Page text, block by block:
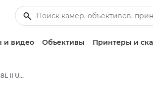
и видео Объективы Принтеры и
Canon EF 16-35mm f/2.8L II USM - Объективы - Камера и фотообъективы